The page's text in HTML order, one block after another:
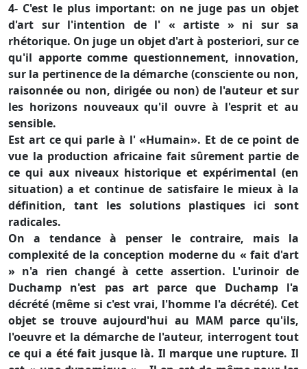
4- C'est le plus important: on ne juge pas un objet
d'art sur l'intention de l' « artiste » ni sur sa
rhétorique. On juge un objet d'art à posteriori, sur ce
qu'il apporte comme questionnement, innovation,
sur la pertinence de la démarche (consciente ou non,
raisonnée ou non, dirigée ou non) de l'auteur et sur
les horizons nouveaux qu'il ouvre à l'esprit et au
sensible.
Est art ce qui parle à l' «Humain». Et de ce point de
vue la production africaine fait sûrement partie de
ce qui aux niveaux historique et expérimental (en
situation) a et continue de satisfaire le mieux à la
définition, tant les solutions plastiques ici sont
radicales.
On a tendance à penser le contraire, mais la
complexité de la conception moderne du « fait d'art
» n'a rien changé à cette assertion. L'urinoir de
Duchamp n'est pas art parce que Duchamp l'a
décrété (même si c'est vrai, l'homme l'a décrété). Cet
objet se trouve aujourd'hui au MAM parce qu'ils,
l'oeuvre et la démarche de l'auteur, interrogent tout
ce qui a été fait jusque là. Il marque une rupture. Il